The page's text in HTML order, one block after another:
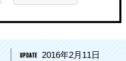
2016年2月11日